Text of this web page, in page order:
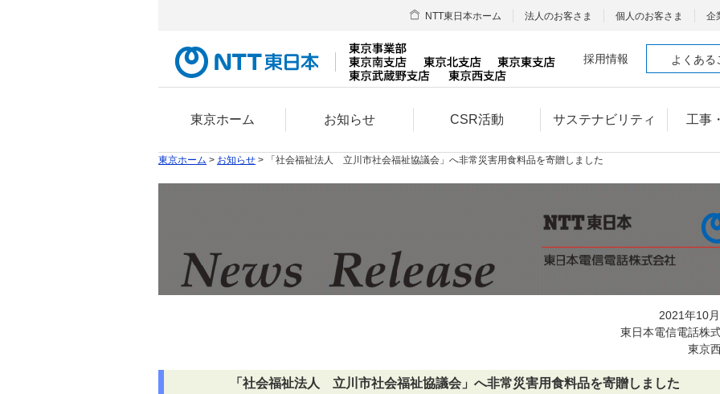
東京ホーム お知らせ CSR活動 サステナビリティ 工事
NTT東日本ホーム 法人のお客さま 個人のお客さま 企
採用情報 よくある
東京ホーム > お知らせ > 「社会福祉法人 立川市社会福祉協議会」へ非常災害用食料品を寄贈しました
2021年10
東日本電信電話株
東京
「社会福祉法人 立川市社会福祉協議会」へ非常災害用食料品を寄贈しました